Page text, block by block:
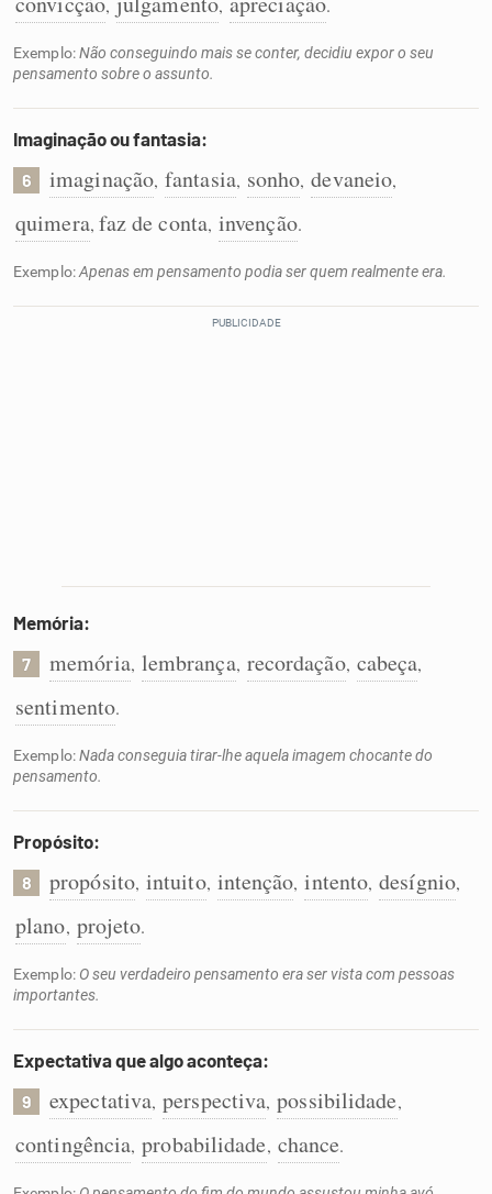
, , .
Exemplo:Não conseguindo mais se conter, decidiu expor o seu
pensamento sobre o assunto.
Imaginação ou fantasia:
6 imaginação, fantasia, sonho, devaneio,
quimera, faz de conta, invenção.
Exemplo:Apenas em pensamento podia ser quem realmente era.
Memória:
7 memória, lembrança, recordação, cabeça,
sentimento.
Exemplo:Nada conseguia tirar-lhe aquela imagem chocante do
pensamento.
Propósito:
8 propósito, intuito, intenção, intento, desígnio,
plano, projeto.
Exemplo: O seu verdadeiro pensamento era ser vista com pessoas
importantes.
Expectativa que algo aconteça:
9 expectativa, perspectiva, possibilidade,
contingência, probabilidade, chance.